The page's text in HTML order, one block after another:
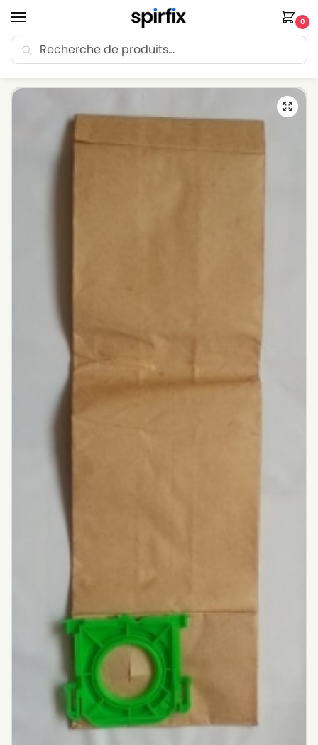
0
🚚 Livraison Point Relais offerte dès 30€ d’achat.